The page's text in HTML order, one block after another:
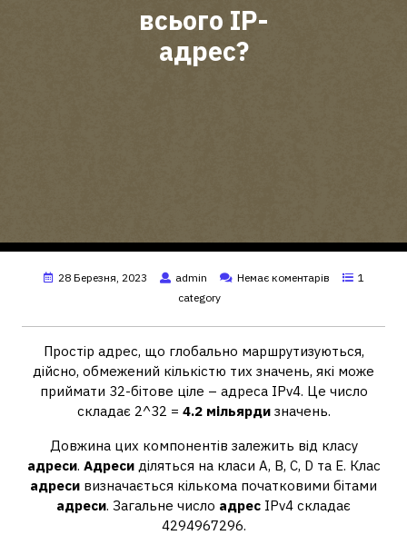
всього IP-
адрес?
28 Березня, 2023 admin Немає коментарів
1
category
Простір адрес, що глобально маршрутизуються,
дійсно, обмежений кількістю тих значень, які може
приймати 32-бітове ціле – адреса IPv4. Це число
складає 2^32 = 4.2 мільярдизначень.
Довжина цих компонентів залежить від класу
адреси. Адресиділяться на класи A, B, C, D та E. Клас
адреси визначається кількома початковими бітами
адреси. Загальне число адрес IPv4 складає
4294967296.